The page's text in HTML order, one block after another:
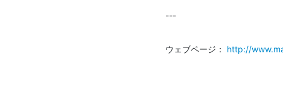
---
ウェブページ： http://